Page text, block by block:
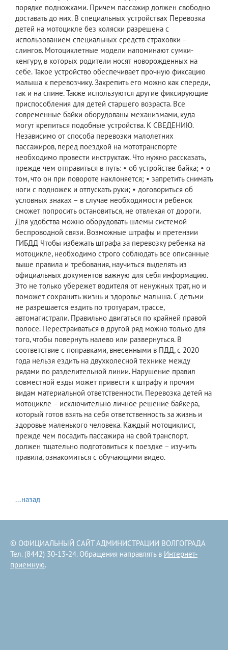
порядке подножками. Причем пассажир должен свободно
доставать до них. В специальных устройствах Перевозка
детей на мотоцикле без коляски разрешена с
использованием специальных средств страховки –
слингов. Мотоциклетные модели напоминают сумки-
кенгуру, в которых родители носят новорожденных на
себе. Такое устройство обеспечивает прочную фиксацию
малыша к перевозчику. Закрепить его можно как спереди,
так и на спине. Также используются другие фиксирующие
приспособления для детей старшего возраста. Все
современные байки оборудованы механизмами, куда
могут крепиться подобные устройства. К СВЕДЕНИЮ.
Независимо от способа перевозки малолетних
пассажиров, перед поездкой на мототранспорте
необходимо провести инструктаж. Что нужно рассказать,
прежде чем отправиться в путь: • об устройстве байка; • о
том, что он при повороте наклоняется; • запретить снимать
ноги с подножек и отпускать руки; • договориться об
условных знаках – в случае необходимости ребенок
сможет попросить остановиться, не отвлекая от дороги.
Для удобства можно оборудовать шлемы системой
беспроводной связи. Возможные штрафы и претензии
ГИБДД Чтобы избежать штрафа за перевозку ребенка на
мотоцикле, необходимо строго соблюдать все описанные
выше правила и требования, научиться выделять из
официальных документов важную для себя информацию.
Это не только убережет водителя от ненужных трат, но и
поможет сохранить жизнь и здоровье малыша. С детьми
не разрешается ездить по тротуарам, трассе,
автомагистрали. Правильно двигаться по крайней правой
полосе. Перестраиваться в другой ряд можно только для
того, чтобы повернуть налево или развернуться. В
соответствие с поправками, внесенными в ПДД, с 2020
года нельзя ездить на двухколесной технике между
рядами по разделительной линии. Нарушение правил
совместной езды может привести к штрафу и прочим
видам материальной ответственности. Перевозка детей на
мотоцикле – исключительно личное решение байкера,
который готов взять на себя ответственность за жизнь и
здоровье маленького человека. Каждый мотоциклист,
прежде чем посадить пассажира на свой транспорт,
должен тщательно подготовиться к поездке – изучить
правила, ознакомиться с обучающими видео.
...назад
© ОФИЦИАЛЬНЫЙ САЙТ АДМИНИСТРАЦИИ ВОЛГОГРАДА
Тел. (8442) 30-13-24. Обращения направлять в Интернет-
приемную.